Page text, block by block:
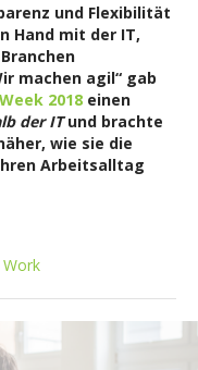
und Flexibilität
Hand mit der IT,
machen agil“ gab
2018 einen
der ITund brachte
wie sie die
Arbeitsalltag